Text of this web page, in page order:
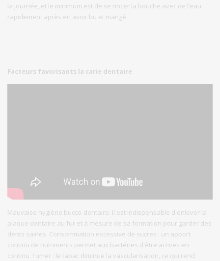
la journée, et le minimum est de se rincer la bouche avec de l’eau
rapidement après en avoir bu et mangé.
Facteurs favorisants la carie dentaire
Mauvaise hygiène bucco-dentaire. Il est indispensable d'enlever la
plaque dentaire au fur et à mesure de sa formation pour garder des
dents saines. Consommation excessive de sucres : un apport
continu de nutriments permet aux bactéries d'être actives en
continu. Fumer : le tabac diminue la vascularisation, ce qui rend